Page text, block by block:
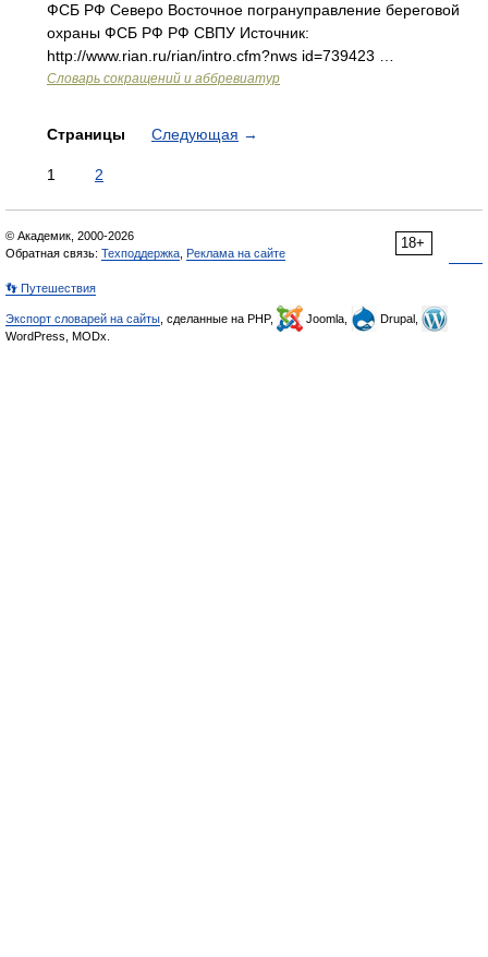
ФСБ РФ Северо Восточное погрануправление береговой
охраны ФСБ РФ РФ СВПУ Источник:
http://www.rian.ru/rian/intro.cfm?nws id=739423 …
Словарь сокращений и аббревиатур
Страницы Следующая →
1 2
18+
© Академик, 2000-2026
Обратная связь: Техподдержка Реклама на сайте
👣 Путешествия
Экспорт словарей на сайты , сделанные на PHP, Joomla,
Drupal,
WordPress, MODx.